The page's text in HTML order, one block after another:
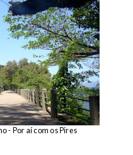
- Por aí com os Pires